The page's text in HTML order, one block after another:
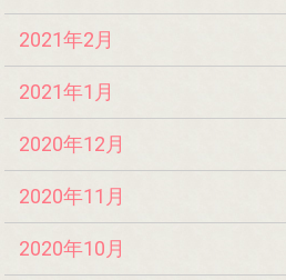
2021年2月
2021年1月
2020年12月
2020年11月
2020年10月